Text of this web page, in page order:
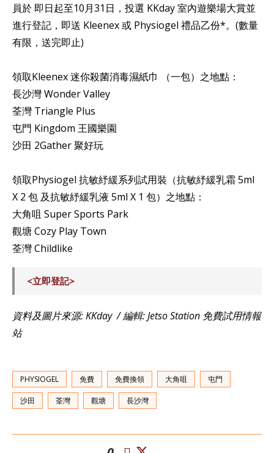
員於 即日起至10月31日，投選 KKday 室內遊樂場大賞並
進行登記，即送 Kleenex 或 Physiogel 禮品乙份*。(數量
有限，送完即止)
領取Kleenex 迷你殺菌消毒濕紙巾 （一包）之地點：
長沙灣 Wonder Valley
荃灣 Triangle Plus
屯門 Kingdom 王國樂園
沙田 2Gather 聚好玩
領取Physiogel 抗敏紓緩系列試用裝（抗敏紓緩乳霜 5ml
X 2 包 及抗敏紓緩乳液 5ml X 1 包）之地點：
大角咀 Super Sports Park
觀塘 Cozy Play Town
荃灣 Childlike
<立即登記>
資料及圖片來源: KKday / 編輯: Jetso Station 免費試用情報
站
PHYSIOGEL 免費 免費換領 大角咀 屯門
沙田 荃灣 觀塘 長沙灣